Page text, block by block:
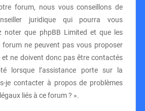
forum, nous vous conseillons de
juridique qui pourra vous
noter que phpBB Limited et que les
forum ne peuvent pas vous proposer
et ne doivent donc pas être contactés
lorsque l’assistance porte sur la
je contacter à propos de problèmes
liés à ce forum ? ».